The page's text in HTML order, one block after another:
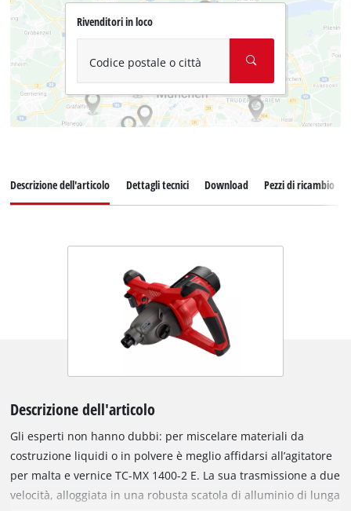
Rivenditori in loco
Codice postale o città
Descrizione dell'articolo Dettagli tecnici Download Pezzi di ricambio
Descrizione dell'articolo
Gli esperti non hanno dubbi: per miscelare materiali da
costruzione liquidi o in polvere è meglio affidarsi all’agitatore
per malta e vernice TC-MX 1400-2 E. La sua trasmissione a due
velocità, alloggiata in una robusta scatola di alluminio di lunga